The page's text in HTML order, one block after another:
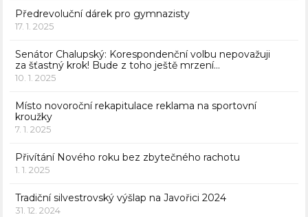
Předrevoluční dárek pro gymnazisty
17. 1. 2025
Senátor Chalupský: Korespondenční volbu nepovažuji
za šťastný krok! Bude z toho ještě mrzení…
10. 1. 2025
Místo novoroční rekapitulace reklama na sportovní
kroužky
7. 1. 2025
Přivítání Nového roku bez zbytečného rachotu
1. 1. 2025
Tradiční silvestrovský výšlap na Javořici 2024
31. 12. 2024